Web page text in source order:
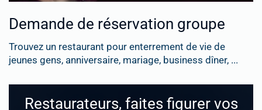
Demande de réservation groupe
Trouvez un restaurant pour enterrement de vie de
jeunes gens, anniversaire, mariage, business dîner, ...
Restaurateurs, faites figurer vos